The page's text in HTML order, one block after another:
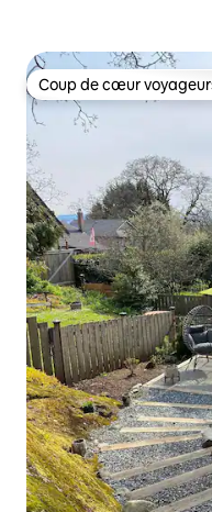
Coup de cœur
Coup de cœur